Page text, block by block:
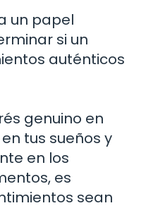
un papel
si un
auténticos
genuino en
tus sueños y
en los
es
sean